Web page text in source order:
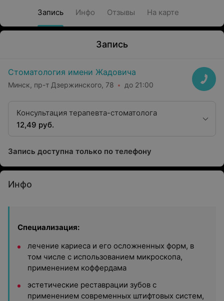
Запись Инфо Отзывы На карте
Запись
Стоматология имени Жадовича
Минск, пр-т Дзержинского, 78 до 21:00
Консультация терапевта-стоматолога
12,49 руб.
Запись доступна только по телефону
Инфо
Специализация:
лечение кариеса и его осложненных форм, в
том числе с использованием микроскопа,
применением коффердама
эстетические реставрации зубов с
применением современных штифтовых систем,